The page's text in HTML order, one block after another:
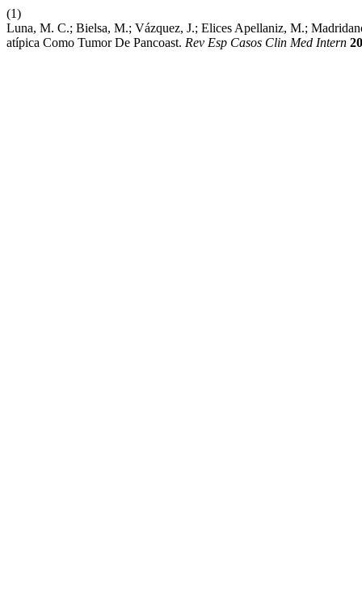
(1)
Luna, M. C.; Bielsa, M.; Vázquez, J.; Elices Apellaniz, M.;
atípica Como Tumor De Pancoast. Rev Esp Casos Clin Med Intern